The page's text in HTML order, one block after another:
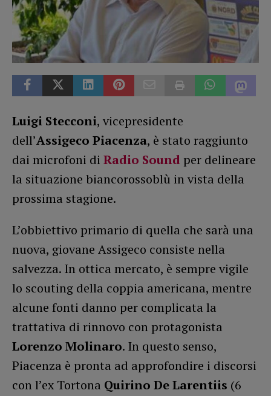
Luigi Stecconi, vicepresidente
dell’Assigeco Piacenza, è stato raggiunto
dai microfoni di Radio Sound per delineare
la situazione biancorossoblù in vista della
prossima stagione.
L’obbiettivo primario di quella che sarà una
nuova, giovane Assigeco consiste nella
salvezza. In ottica mercato, è sempre vigile
lo scouting della coppia americana, mentre
alcune fonti danno per complicata la
trattativa di rinnovo con protagonista
Lorenzo Molinaro. In questo senso,
Piacenza è pronta ad approfondire i discorsi
con l’ex Tortona Quirino De Larentiis (6